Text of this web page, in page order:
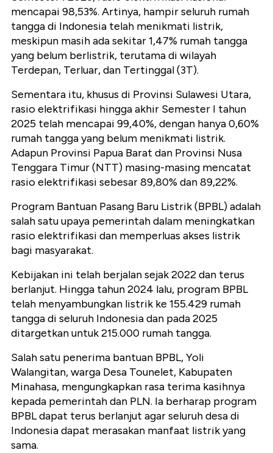
mencapai 98,53%. Artinya, hampir seluruh rumah
tangga di Indonesia telah menikmati listrik,
meskipun masih ada sekitar 1,47% rumah tangga
yang belum berlistrik, terutama di wilayah
Terdepan, Terluar, dan Tertinggal (3T).
Sementara itu, khusus di Provinsi Sulawesi Utara,
rasio elektrifikasi hingga akhir Semester I tahun
2025 telah mencapai 99,40%, dengan hanya 0,60%
rumah tangga yang belum menikmati listrik.
Adapun Provinsi Papua Barat dan Provinsi Nusa
Tenggara Timur (NTT) masing-masing mencatat
rasio elektrifikasi sebesar 89,80% dan 89,22%.
Program Bantuan Pasang Baru Listrik (BPBL) adalah
salah satu upaya pemerintah dalam meningkatkan
rasio elektrifikasi dan memperluas akses listrik
bagi masyarakat.
Kebijakan ini telah berjalan sejak 2022 dan terus
berlanjut. Hingga tahun 2024 lalu, program BPBL
telah menyambungkan listrik ke 155.429 rumah
tangga di seluruh Indonesia dan pada 2025
ditargetkan untuk 215.000 rumah tangga.
Salah satu penerima bantuan BPBL, Yoli
Walangitan, warga Desa Tounelet, Kabupaten
Minahasa, mengungkapkan rasa terima kasihnya
kepada pemerintah dan PLN. Ia berharap program
BPBL dapat terus berlanjut agar seluruh desa di
Indonesia dapat merasakan manfaat listrik yang
sama.